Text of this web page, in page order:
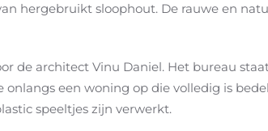
hergebruikt sloophout. De rauwe en
de architect Vinu Daniel. Het bureau
onlangs een woning op die volledig is
speeltjes zijn verwerkt.